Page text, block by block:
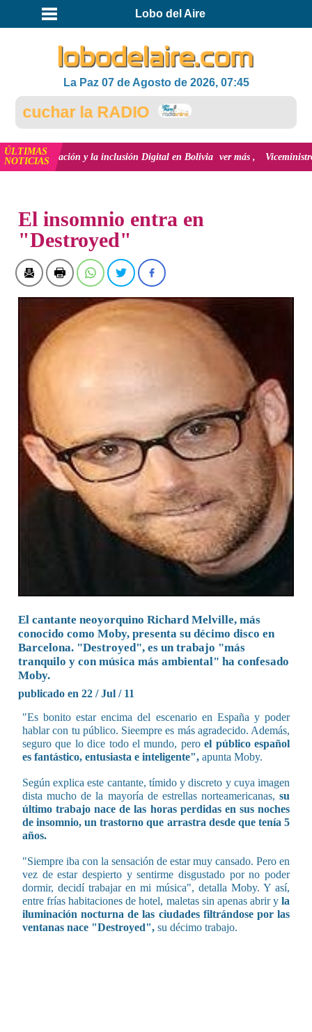
Lobo del Aire
La Paz 07 de Agosto de 2026, 07:45
la RADIO
ÚLTIMAS
NOTICIAS
innovación y la inclusión Digital en Bolivia ver más Viceministro de
El insomnio entra en
"Destroyed"
El cantante neoyorquino Richard Melville, más
conocido como Moby, presenta su décimo disco en
Barcelona. "Destroyed", es un trabajo "más
tranquilo y con música más ambiental" ha confesado
Moby.
publicado en 22 / Jul / 11
"Es bonito estar encima del escenario en España y poder
hablar con tu público. Sieempre es más agradecido. Además,
seguro que lo dice todo el mundo, peroel público español
es fantástico, entusiasta e inteligente", apunta Moby.
Según explica este cantante, tímido y discreto y cuya imagen
dista mucho de la mayoría de estrellas norteamericanas, su
último trabajo nace de las horas perdidas en sus noches
de insomnio, un trastorno que arrastra desde que tenía 5
años.
"Siempre iba con la sensación de estar muy cansado. Pero en
vez de estar despierto y sentirme disgustado por no poder
dormir, decidí trabajar en mi música", detalla Moby. Y así,
entre frías habitaciones de hotel, maletas sin apenas abrir y la
iluminación nocturna de las ciudades filtrándose por las
ventanas nace "Destroyed", su décimo trabajo.